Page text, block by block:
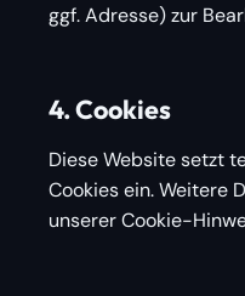
ggf. Adresse) zur
4. Cookies
Diese Website setzt
Cookies ein. Weitere
unserer Cookie-